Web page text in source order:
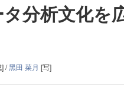
分析文化を
] /黑田 菜月 [写]